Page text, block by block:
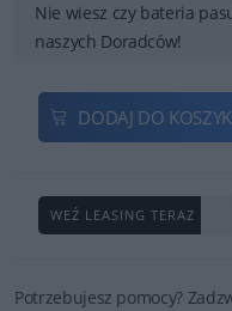
Nie wiesz czy bateria
naszych Doradców!
DODAJ DO
WEŹ LEASING TERAZ
Potrzebujesz pomocy?